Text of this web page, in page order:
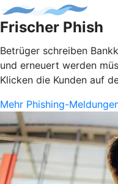
Frischer Phish
Betrüger schreiben
und erneuert werden
Klicken die Kunden auf
Mehr Phishing-